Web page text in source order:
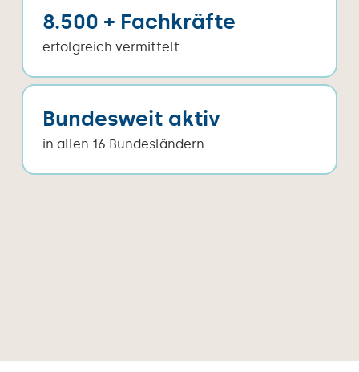
8.500 + Fachkräfte
erfolgreich vermittelt.
Bundesweit aktiv
in allen 16 Bundesländern.